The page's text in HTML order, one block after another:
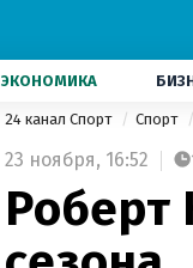
ЭКОНОМИКА
24 канал Спорт Спорт
23 ноября, 16:52
Роберт